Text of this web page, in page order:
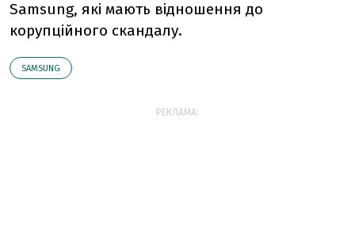
Samsung, які мають відношення до
корупційного скандалу.
SAMSUNG
РЕКЛАМА: